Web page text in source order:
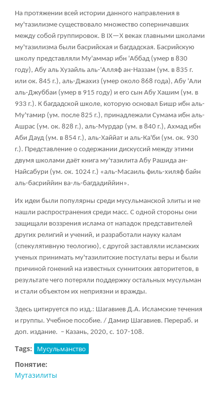
На протяжении всей истории данного направления в
му'тазилизме существовало множество соперничавших
между собой группировок. В IX—X веках главными школами
му'тазилизма были басрийская и багдадская. Басрийскую
школу представляли Му'аммар ибн 'Аббад (умер в 830
году), Абу аль Хузайль аль-'Алляф ан-Наззам (ум. в 835 г.
или ок. 845 г.), аль-Джахиз (умер около 868 года), Абу 'Али
аль-Джуббаи (умер в 915 году) и его сын Абу Хашим (ум. в
933 г.). К багдадской школе, которую основал Бишр ибн аль-
Му'тамир (ум. после 825 г.), принадлежали Сумама ибн аль-
Ашрас (ум. ок. 828 г.), аль-Мурдар (ум. в 840 г.), Ахмад ибн
Аби Дауд (ум. в 854 г.), аль-Хаййат и аль-Ка'би (ум. ок. 930
г.). Представление о содержании дискуссий между этими
двумя школами даёт книга му'тазилита Абу Рашида ан-
Найсабури (ум. ок. 1024 г.) «аль-Масаиль филь-хиляф байн
аль-басриййин ва-ль-багдадиййин».
Их идеи были популярны среди мусульманской элиты и не
нашли распространения среди масс. С одной стороны они
защищали воззрения ислама от нападок представителей
других религий и учений, и разработали науку калам
(спекулятивную теологию), с другой заставляли исламских
ученых принимать му'тазилитские постулаты веры и были
причиной гонений на известных суннитских авторитетов, в
результате чего потеряли поддержку остальных мусульман
и стали объектом их неприязни и вражды.
Здесь цитируется по изд.: Шагавиев Д.А. Исламские течения
и группы. Учебное пособие. / Дамир Шагавиев. Перераб. и
доп. издание. – Казань, 2020, с. 107-108.
Tags: Мусульманство
Понятие:
Мутазилиты